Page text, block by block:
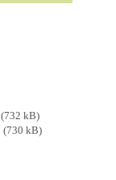
(732 kB)
(730 kB)